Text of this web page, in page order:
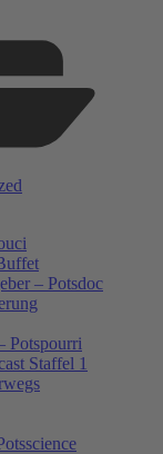
– Potsdoc
Potspourri
Staffel 1